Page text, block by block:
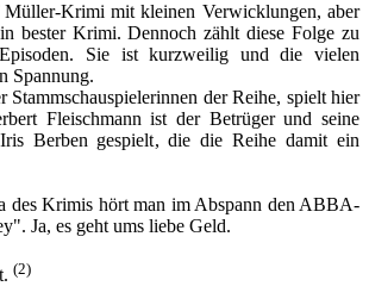
Krimi mit kleinen Verwicklungen, aber
bester Krimi. Dennoch zählt diese Folge zu
Sie ist kurzweilig und die vielen
Spannung.
Stammschauspielerinnen der Reihe, spielt hier
Fleischmann ist der Betrüger und seine
Berben gespielt, die die Reihe damit ein
des Krimis hört man im Abspann den ABBA-
Ja, es geht ums liebe Geld.
(2)